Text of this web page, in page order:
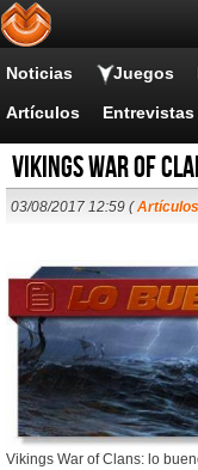
Noticias Juegos
Artículos Entrevistas
Vikings War of
03/08/2017 12:59 (Artículos
Vikings War of Clans: lo